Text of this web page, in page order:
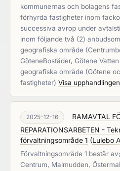
kommunernas och bolagens
förhyrda fastigheter inom
successiva avrop under
inom följande två (2)
geografiska område
GöteneBostäder, Götene
geografiska område (Götene
fastigheter) Visa
2025-12-16
RAMAVTAL
REPARATIONSARBETEN -
förvaltningsområde 1 (Lulebo
Förvaltningsområde 1 består
Centrum, Malmudden,